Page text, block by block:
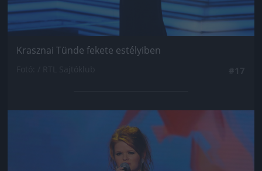
Krasznai Tünde fekete estélyiben
Jön még kép!